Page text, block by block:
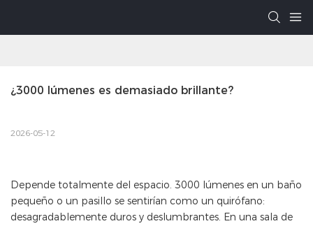
¿3000 lúmenes es demasiado brillante?
2026-05-12
Depende totalmente del espacio. 3000 lúmenes en un baño
pequeño o un pasillo se sentirían como un quirófano:
desagradablemente duros y deslumbrantes. En una sala de